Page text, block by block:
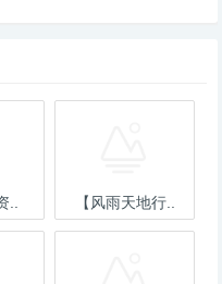
【风雨天地行..